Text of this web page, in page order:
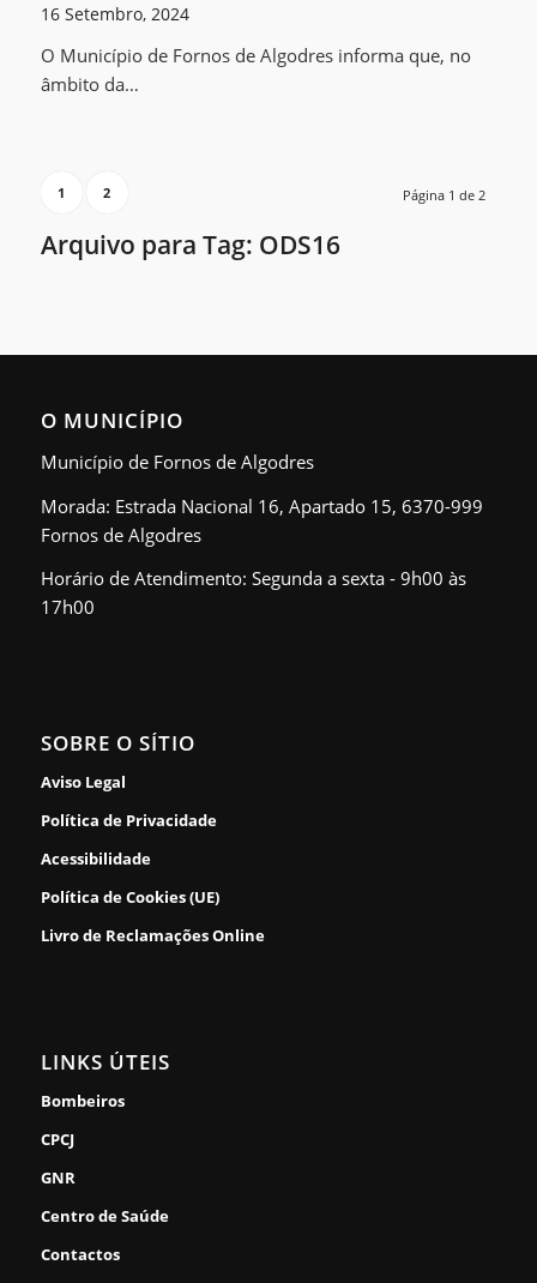
16 Setembro, 2024
O Município de Fornos de Algodres informa que, no
âmbito da…
Página 1 de 2
1 2
Arquivo para Tag: ODS16
O MUNICÍPIO
Município de Fornos de Algodres
Morada: Estrada Nacional 16, Apartado 15, 6370-999
Fornos de Algodres
Horário de Atendimento: Segunda a sexta - 9h00 às
17h00
SOBRE O SÍTIO
Aviso Legal
Política de Privacidade
Acessibilidade
Política de Cookies (UE)
Livro de Reclamações Online
LINKS ÚTEIS
Bombeiros
CPCJ
GNR
Centro de Saúde
Contactos